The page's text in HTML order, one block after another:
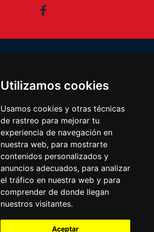
Utilizamos cookies
Usamos cookies y otras técnicas
de rastreo para mejorar tu
experiencia de navegación en
nuestra web, para mostrarte
contenidos personalizados y
anuncios adecuados, para analizar
el tráfico en nuestra web y para
comprender de donde llegan
nuestros visitantes.
Aceptar
Facebook